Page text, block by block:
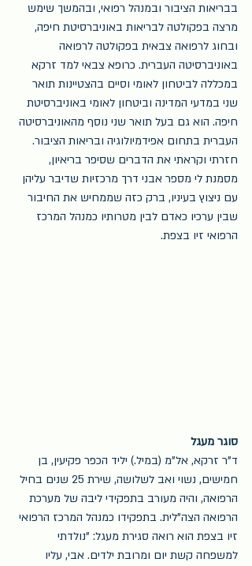
בבריאות הציבור ובמנהל רפואי, ובהמשך שימש
מרצה בפקולטה לבריאות באוניברסיטת חיפה,
ובחוג לרפואה צבאית בפקולטה לרפואה
באוניברסיטה העברית. כרופא צבאי למד זרקא
במכללה לביטחון לאומי וסיים בהצטיינות תואר
שני במדעי המדינה וביטחון לאומי באוניברסיטת
חיפה. הוא גם בעל תואר שני נוסף מהאוניברסיטה
העברית בתחום אפידמיולוגיה ובריאות הציבור.
חזרתי וקראתי את הדברים שסיפר בריאיון,
מסמנת לי מספר אבני דרך מרכזיות שדיבר עליהן
עם ניצוץ בעיניו, ברק כזה שממחיש את החיבור
שבין ערכיו כאדם לבין מטרותיו כמנהל המרכז
הרפואי זיו בצפת.
סוגר מעגל
ד"ר זרקא, אל"מ (במיל.) יליד הכפר פקיעין, בן
חמישים, נשוי ואב לשלושה, שירת 25 שנים בחיל
הרפואה, והיה מעורב בתפקידי ליבה של מערכת
הרפואה הצה"לית. בתפקידו כמנהל המרכז הרפואי
זיו בצפת הוא רואה סגירת מעגל: "נולדתי
למשפחה קשת יום ומרובת ילדים. אבי, עליו